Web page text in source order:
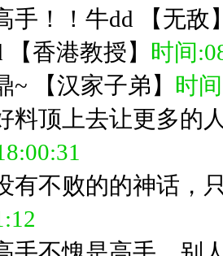
手！！牛dd 【无敌
【香港教授】 时间
~ 【汉家子弟 】 时
料顶上去让更多的
有不败的的神话，